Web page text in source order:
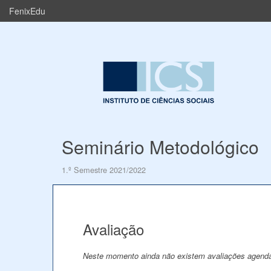
FenixEdu
Seminário Metodológico
1.º Semestre 2021/2022
Avaliação
Neste momento ainda não existem avaliações